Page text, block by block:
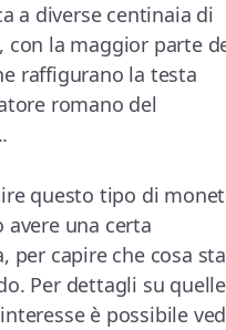
a diverse centinaia di
con la maggior parte
raffigurano la testa
romano del
questo tipo di
avere una certa
per capire che cosa
Per dettagli su
è possibile